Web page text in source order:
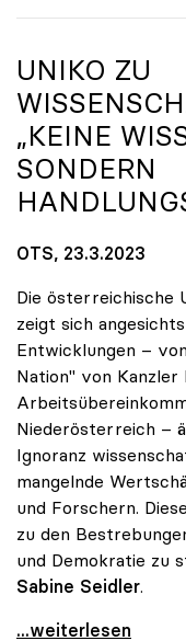
UNIKO ZU
„KEINE
SONDERN
OTS, 23.3.2023
Die österreichische
zeigt sich
Entwicklungen –
Nation" von Kanzler
Niederösterreich –
Ignoranz
mangelnde
und Forschern.
zu den
und Demokratie zu
Sabine Seidler.
uniko zu
...weiterlesen